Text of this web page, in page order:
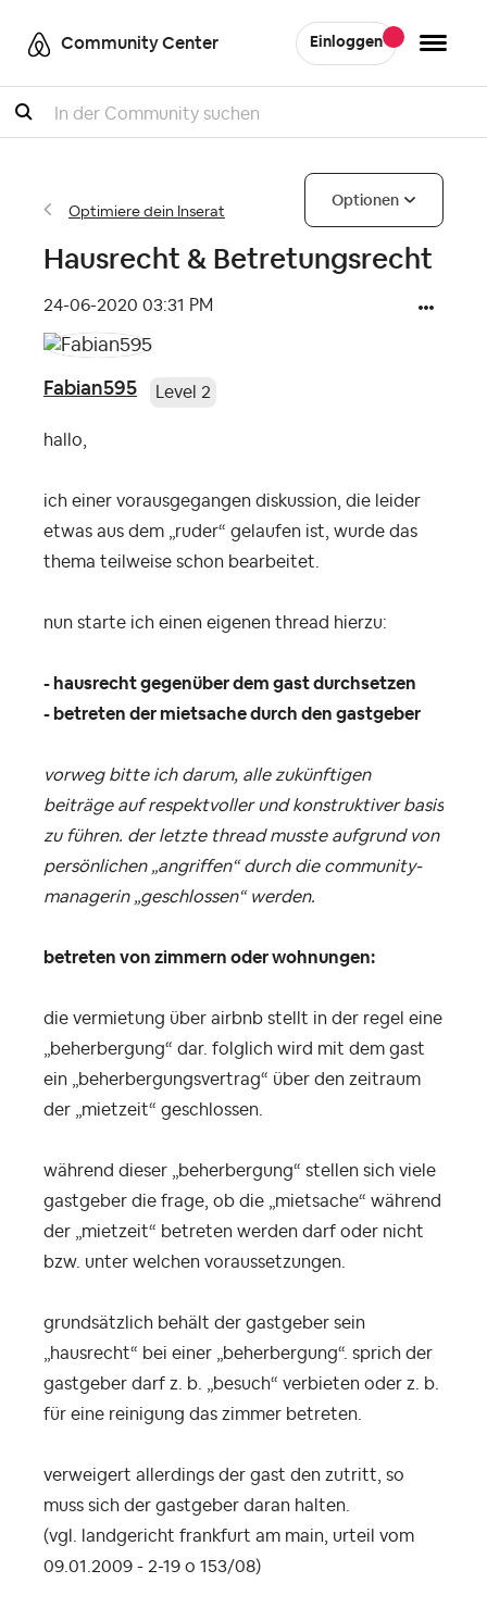
Community Center Einloggen
Suche
Optimiere dein Inserat
Optionen
Hausrecht & Betretungsrecht
‎24-06-2020 03:31 PM
Fabian595 Level 2
hallo,
ich einer vorausgegangen diskussion, die leider
etwas aus dem „ruder“ gelaufen ist, wurde das
thema teilweise schon bearbeitet.
nun starte ich einen eigenen thread hierzu:
- hausrecht gegenüber dem gast durchsetzen
- betreten der mietsache durch den gastgeber
vorweg bitte ich darum, alle zukünftigen
beiträge auf respektvoller und konstruktiver basis
zu führen. der letzte thread musste aufgrund von
persönlichen „angriffen“ durch die community-
managerin „geschlossen“ werden.
betreten von zimmern oder wohnungen:
die vermietung über airbnb stellt in der regel eine
„beherbergung“ dar. folglich wird mit dem gast
ein „
beherbergungsvertrag“ über den zeitraum
der „mietzeit“ geschlossen.
während dieser „beherbergung“ stellen sich viele
gastgeber die frage, ob die „mietsache“ während
der „mietzeit“ betreten werden darf oder nicht
bzw. unter welchen voraussetzungen.
grundsätzlich behält der gastgeber sein
„hausrecht“ bei einer „beherbergung“. sprich der
gastgeber darf z. b. „besuch“ verbieten oder z. b.
für eine reinigung das zimmer betreten.
verweigert allerdings der gast den zutritt, so
muss sich der gastgeber daran halten.
(vgl. landgericht frankfurt am main, urteil vom
09.01.2009 - 2-19 o 153/08)